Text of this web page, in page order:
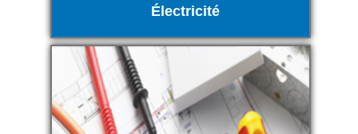
Électricité